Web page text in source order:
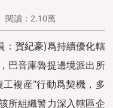
閱讀： 2.10萬
：賀紀豪)爲持續優化轄
巴音庫魯提邊境派出所
複産"行動爲契機，多
所組織警力深入轄區企